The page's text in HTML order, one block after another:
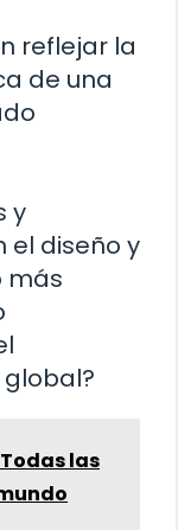
reflejar la
de una
y
el diseño y
más
Todas las